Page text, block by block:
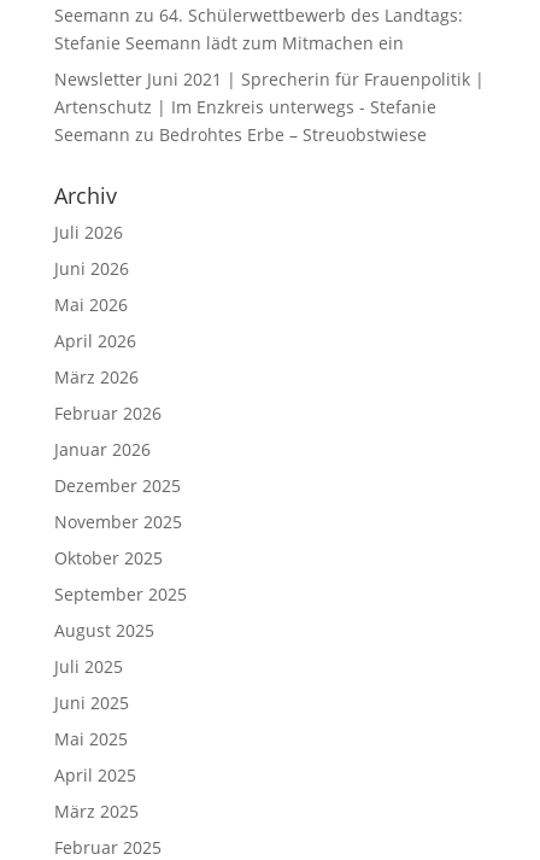
Seemann zu 64. Schülerwettbewerb des Landtags:
Stefanie Seemann lädt zum Mitmachen ein
Newsletter Juni 2021 | Sprecherin für Frauenpolitik |
Artenschutz | Im Enzkreis unterwegs - Stefanie
Seemann zu Bedrohtes Erbe – Streuobstwiese
Archiv
Juli 2026
Juni 2026
Mai 2026
April 2026
März 2026
Februar 2026
Januar 2026
Dezember 2025
November 2025
Oktober 2025
September 2025
August 2025
Juli 2025
Juni 2025
Mai 2025
April 2025
März 2025
Februar 2025